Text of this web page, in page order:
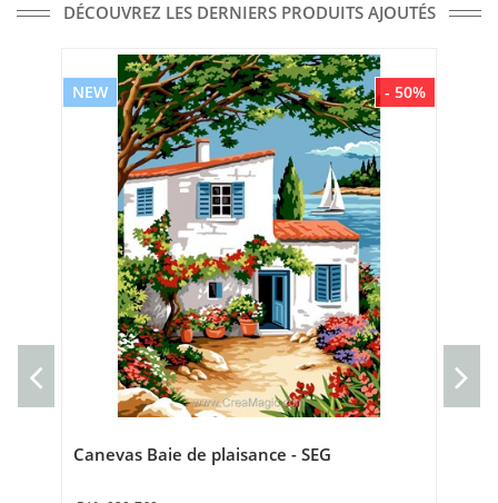
DÉCOUVREZ LES DERNIERS PRODUITS AJOUTÉS
- 50%
NEW
Canevas Baie de plaisance - SEG